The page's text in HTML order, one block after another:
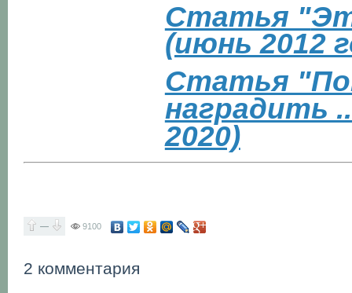
Статья "
(июнь 2012
Статья
наградить
2020)
— 9100
2 комментария